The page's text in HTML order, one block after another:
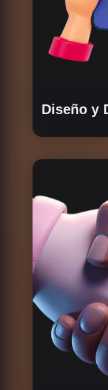
Diseño y
detallada